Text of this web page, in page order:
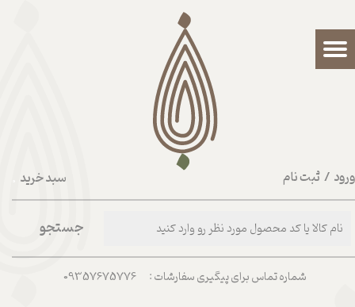
سبد خرید / ثبت نام
حساب کاربری من
تغییر گذر واژه
شماره تماس برای پیگیری سفارشات : 09357675776
جستجو